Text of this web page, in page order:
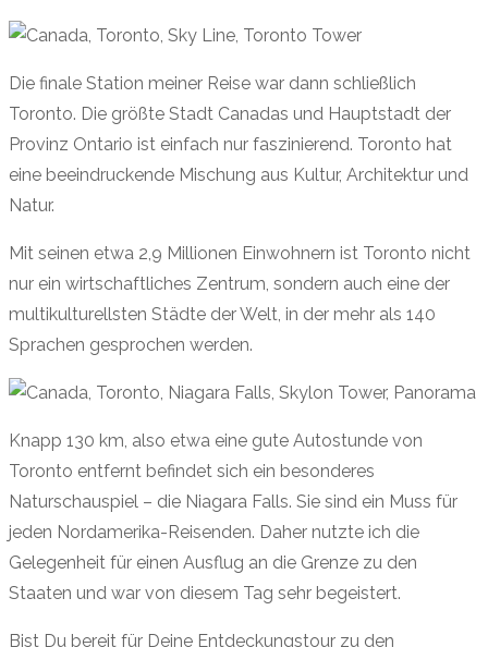
Die finale Station meiner Reise war dann schließlich
Toronto. Die größte Stadt Canadas und Hauptstadt der
Provinz Ontario ist einfach nur faszinierend. Toronto hat
eine beeindruckende Mischung aus Kultur, Architektur und
Natur.
Mit seinen etwa 2,9 Millionen Einwohnern ist Toronto nicht
nur ein wirtschaftliches Zentrum, sondern auch eine der
multikulturellsten Städte der Welt, in der mehr als 140
Sprachen gesprochen werden.
Knapp 130 km, also etwa eine gute Autostunde von
Toronto entfernt befindet sich ein besonderes
Naturschauspiel – die Niagara Falls. Sie sind ein Muss für
jeden Nordamerika-Reisenden. Daher nutzte ich die
Gelegenheit für einen Ausflug an die Grenze zu den
Staaten und war von diesem Tag sehr begeistert.
Bist Du bereit für Deine Entdeckungstour zu den